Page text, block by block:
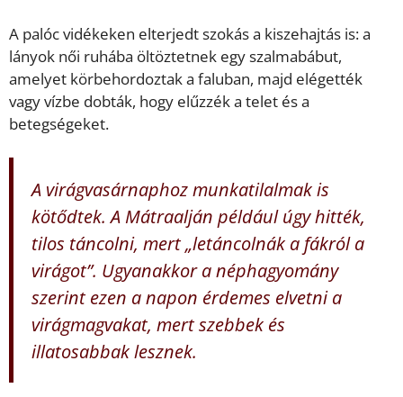
A palóc vidékeken elterjedt szokás a kiszehajtás is: a
lányok női ruhába öltöztetnek egy szalmabábut,
amelyet körbehordoztak a faluban, majd elégették
vagy vízbe dobták, hogy elűzzék a telet és a
betegségeket.
A virágvasárnaphoz munkatilalmak is
kötődtek. A Mátraalján például úgy hitték,
tilos táncolni, mert „letáncolnák a fákról a
virágot”. Ugyanakkor a néphagyomány
szerint ezen a napon érdemes elvetni a
virágmagvakat, mert szebbek és
illatosabbak lesznek.